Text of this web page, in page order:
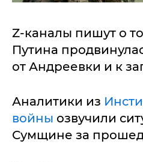
Z-каналы пишут о
Путина
от Андреевки и к
Аналитики из
войны озвучили
Сумщине за